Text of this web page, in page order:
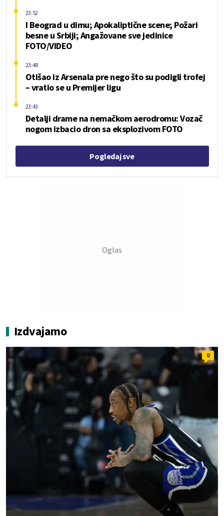
I Beograd u dimu; Apokaliptične scene; Požari
besne u Srbiji; Angažovane sve jedinice
FOTO/VIDEO
23:52
Otišao iz Arsenala pre nego što su podigli trofej
– vratio se u Premijer ligu
23:48
Detalji drame na nemačkom aerodromu: Vozač
nogom izbacio dron sa eksplozivom FOTO
23:43
Pogledaj sve
Izdvajamo
0